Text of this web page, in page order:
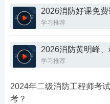
2026消防好课免费
学习推荐
2026消防黄明峰
学习推荐
2024年二级消防工程师考
考？